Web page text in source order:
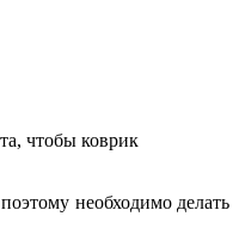
чтобы коврик
необходимо делать